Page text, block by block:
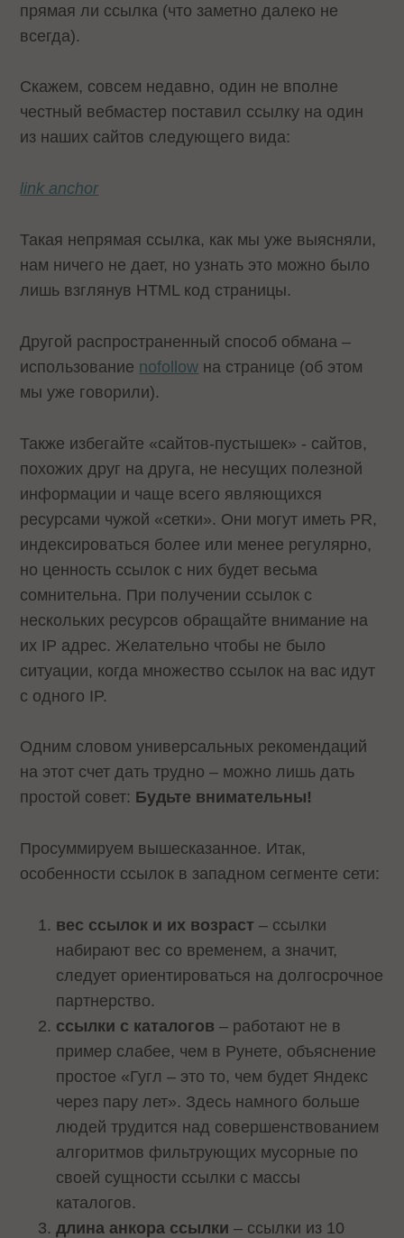
прямая ли ссылка (что заметно далеко не
всегда).
Скажем, совсем недавно, один не вполне
честный вебмастер поставил ссылку на один
из наших сайтов следующего вида:
link anchor
Такая непрямая ссылка, как мы уже выясняли,
нам ничего не дает, но узнать это можно было
лишь взглянув HTML код страницы.
Другой распространенный способ обмана –
использование nofollow на странице (об этом
мы уже говорили).
Также избегайте «сайтов-пустышек» - сайтов,
похожих друг на друга, не несущих полезной
информации и чаще всего являющихся
ресурсами чужой «сетки». Они могут иметь PR,
индексироваться более или менее регулярно,
но ценность ссылок с них будет весьма
сомнительна. При получении ссылок с
нескольких ресурсов обращайте внимание на
их IP адрес. Желательно чтобы не было
ситуации, когда множество ссылок на вас идут
с одного IP.
Одним словом универсальных рекомендаций
на этот счет дать трудно – можно лишь дать
простой совет: Будьте внимательны!
Просуммируем вышесказанное. Итак,
особенности ссылок в западном сегменте сети:
вес ссылок и их возраст– ссылки
набирают вес со временем, а значит,
следует ориентироваться на долгосрочное
партнерство.
ссылки с каталогов – работают не в
пример слабее, чем в Рунете, объяснение
простое «Гугл – это то, чем будет Яндекс
через пару лет». Здесь намного больше
людей трудится над совершенствованием
алгоритмов фильтрующих мусорные по
своей сущности ссылки с массы
каталогов.
длина анкора ссылки – ссылки из 10